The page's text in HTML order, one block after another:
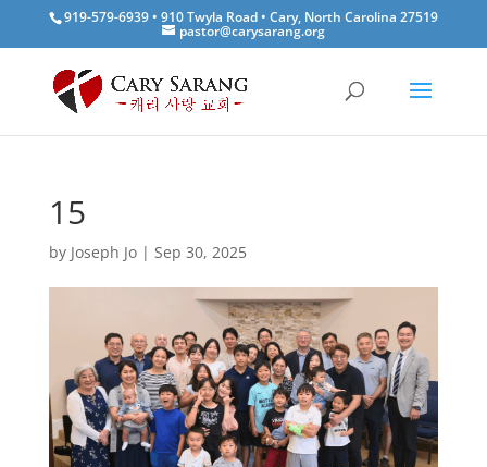
919-579-6939 • 910 Twyla Road • Cary, North Carolina 27519
pastor@carysarang.org
15
by Joseph Jo| Sep 30, 2025